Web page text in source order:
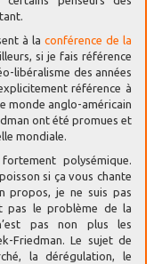
à la conférence de la
si je fais référence
libéralisme des années
référence à
monde anglo-américain
ont été promues et
mondiale.
polysémique.
si ça vous chante
propos, je ne suis pas
pas le problème de la
pas non plus les
Friedman. Le sujet de
la dérégulation, le